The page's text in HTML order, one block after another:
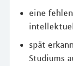
eine
spät
Studiums